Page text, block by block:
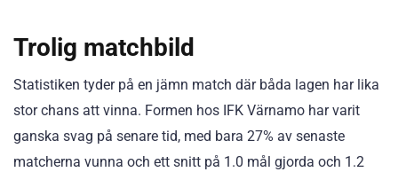
Trolig matchbild
Statistiken tyder på en jämn match där båda lagen har lika
stor chans att vinna. Formen hos IFK Värnamo har varit
ganska svag på senare tid, med bara 27% av senaste
matcherna vunna och ett snitt på 1.0 mål gjorda och 1.2